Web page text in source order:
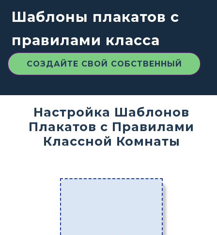
Шаблоны плакатов с
правилами класса
СОЗДАЙТЕ СВОЙ СОБСТВЕННЫЙ
Настройка Шаблонов
Плакатов с Правилами
Классной Комнаты